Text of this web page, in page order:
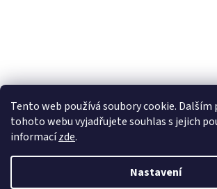
Tento web používá soubory cookie.
tohoto webu vyjadřujete souhlas s jejich
informacízde.
Nastavení